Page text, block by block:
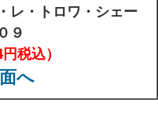
レ・トロワ・シェー
９
税込）
へ